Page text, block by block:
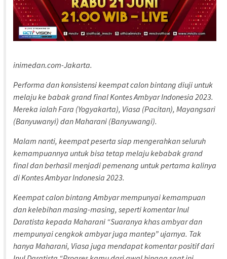
inimedan.com-Jakarta.
Performa dan konsistensi keempat calon bintang diuji untuk
melaju ke babak grand final Kontes Ambyar Indonesia 2023.
Mereka ialah Fara (Yogyakarta), Viasa (Pacitan), Mayangsari
(Banyuwanyi) dan Maharani (Banyuwangi).
Malam nanti, keempat peserta siap mengerahkan seluruh
kemampuannya untuk bisa tetap melaju kebabak grand
final dan berhasil menjadi pemenang untuk pertama kalinya
di Kontes Ambyar Indonesia 2023.
Keempat calon bintang Ambyar mempunyai kemampuan
dan kelebihan masing-masing, seperti komentar Inul
Daratista kepada Maharani “Suaranya khas ambyar dan
mempunyai cengkok ambyar juga mantep” ujarnya. Tak
hanya Maharani, Viasa juga mendapat komentar positif dari